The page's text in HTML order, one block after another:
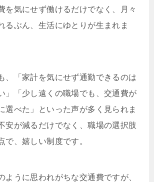
を気にせず働けるだけでなく、月々
るぶん、生活にゆとりが生まれま
、「家計を気にせず通勤できるのは
」「少し遠くの職場でも、交通費が
選べた」といった声が多く見られま
安が減るだけでなく、職場の選択肢
で、嬉しい制度です。
ように思われがちな交通費ですが、